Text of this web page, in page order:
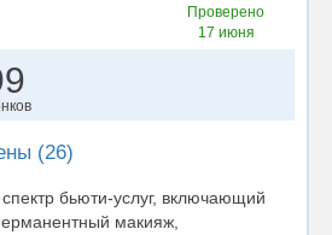
Проверено
17 июня
(26)
бьюти-услуг, включающий
макияж,